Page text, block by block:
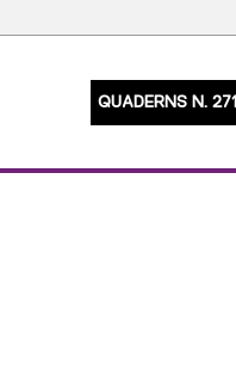
QUADERNS N. 271